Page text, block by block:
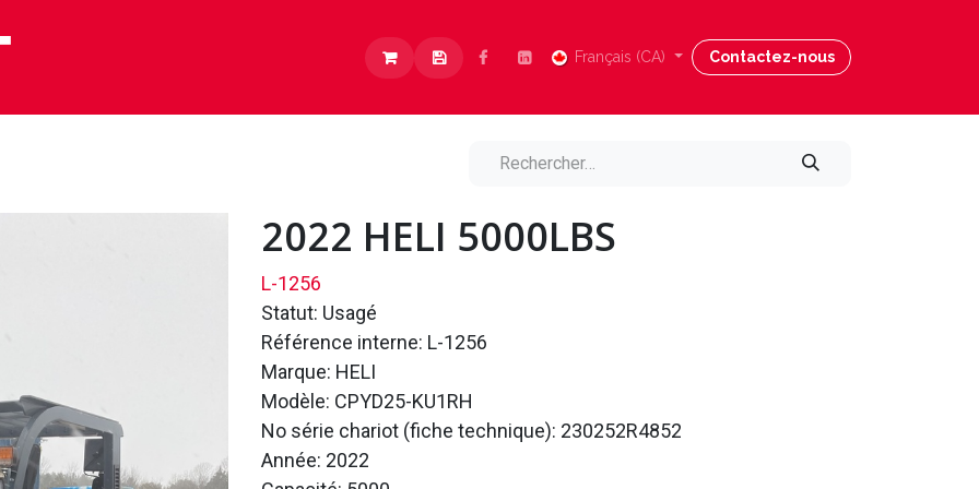
Carrières Nous joindre Blog Aide
Français (CA) Contactez-nous
2022 HELI 5000LBS
L-1256
Statut: Usagé
Référence interne: L-1256
Marque: HELI
Modèle: CPYD25-KU1RH
No série chariot (fiche technique): 230252R4852
Année: 2022